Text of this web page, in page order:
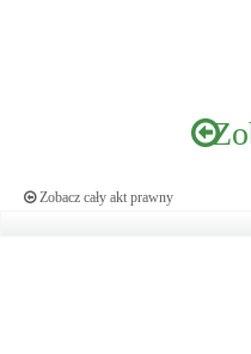
Zobacz cały akt prawny